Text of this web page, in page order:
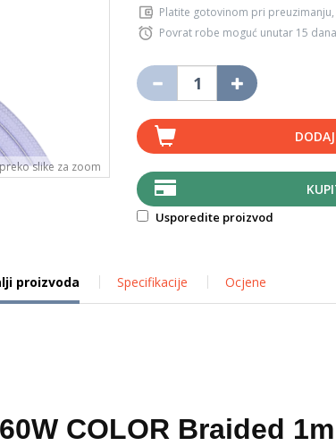
slike za zoom
Platite gotovinom pri
Povrat robe moguć unutar 15 dana
Usporedite proizvod
proizvoda Specifikacije Ocjene
COLOR Braided